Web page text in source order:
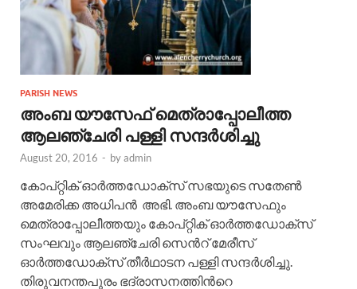
PARISH NEWS
അംബ യൗസേഫ് മെത്രാപ്പോലീത്ത
ആലഞ്ചേരി പള്ളി സന്ദർശിച്ചു
August 20, 2016 - byadmin
കോപ്റ്റിക് ഓര്‍ത്തഡോക്സ്‌ സഭയുടെ സതേൺ
അമേരിക്ക അധിപൻ അഭി. അംബ യൗസേഫും
മെത്രാപ്പോലീത്തയും കോപ്റ്റിക് ഓര്‍ത്തഡോക്സ്‌
സംഘവും ആലഞ്ചേരി സെന്‍റ് മേരീസ്‌
ഓര്‍ത്തഡോക്സ്‌ തീർഥാടന പള്ളി സന്ദർശിച്ചു.
തിരുവനന്തപുരം ഭദ്രാസനത്തിന്‍റെ